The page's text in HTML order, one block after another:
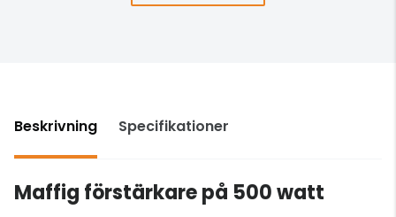
Beskrivning Specifikationer
Maffig förstärkare på 500 watt